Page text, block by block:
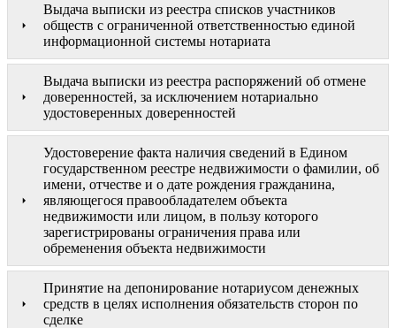
Выдача выписки из реестра списков участников
обществ с ограниченной ответственностью единой
информационной системы нотариата
Выдача выписки из реестра распоряжений об отмене
доверенностей, за исключением нотариально
удостоверенных доверенностей
Удостоверение факта наличия сведений в Едином
государственном реестре недвижимости о фамилии, об
имени, отчестве и о дате рождения гражданина,
являющегося правообладателем объекта
недвижимости или лицом, в пользу которого
зарегистрированы ограничения права или
обременения объекта недвижимости
Принятие на депонирование нотариусом денежных
средств в целях исполнения обязательств сторон по
сделке